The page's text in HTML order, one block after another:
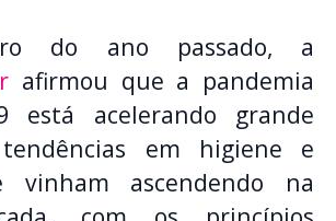
do ano passado, a
afirmou que a pandemia
está acelerando grande
em higiene e
vinham ascendendo na